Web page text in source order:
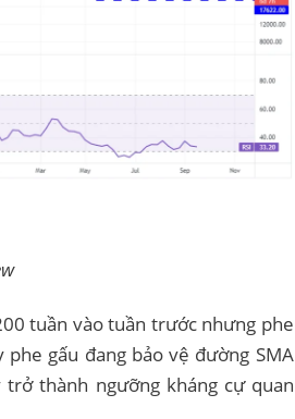
tuần vào tuần trước nhưng phe
gấu đang bảo vệ đường SMA
thành ngưỡng kháng cự quan